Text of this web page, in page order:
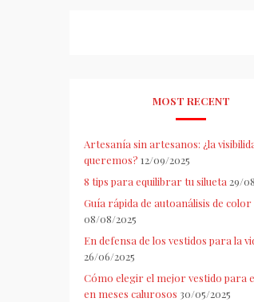
MOST RECENT
Artesanía sin artesanos: ¿la
queremos? 12/09/2025
8 tips para equilibrar tu silueta 29/
Guía rápida de autoanálisis de color
08/08/2025
En defensa de los vestidos para la
26/06/2025
Cómo elegir el mejor vestido para
en meses calurosos 30/05/2025